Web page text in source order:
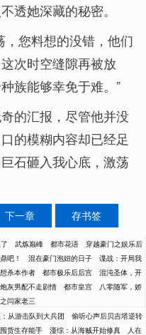
透她深藏的秘密。
，您料想的没错，他们
次时空缝隙再被放
族能够幸免于难。”
的汇报，尽管他并没
的模糊内容却已经足
石砸入我心底，激荡
下一章 存书签
武炼巅峰 都市花语
穿越豪门之娱乐后
吧！ 混在豪门泡妞的日子
谍战：开局我
杀本作者 都市极乐后后宫
混沌圣体，开
灰男配不走剧情 都市皇宫
八零随军，娇
闫家老三
从游击队到大兵团
偷听心声后贝吉塔逆转
货生存能手 漫综：从海贼开始修真 人在